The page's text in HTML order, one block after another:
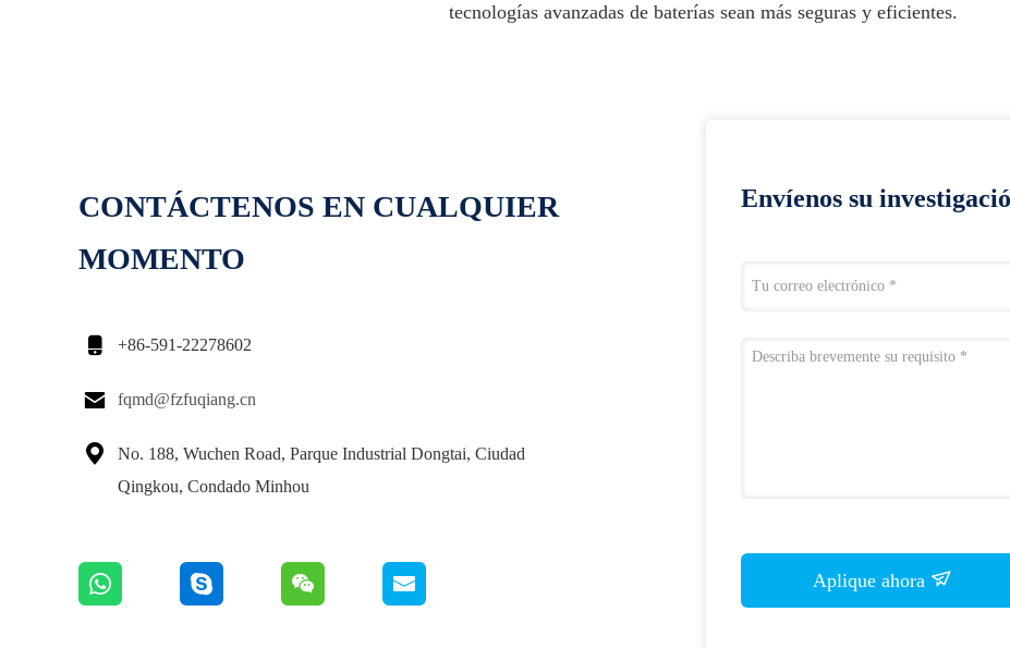
tecnologías avanzadas de baterías sean más seguras y eficientes.
CONTÁCTENOS EN CUALQUIER
MOMENTO
 +86-591-22278602
 fqmd@fzfuqiang.cn

No. 188, Wuchen Road, Parque Industrial Dongtai, Ciudad
Qingkou, Condado Minhou
Envíenos su
Aplique ahora